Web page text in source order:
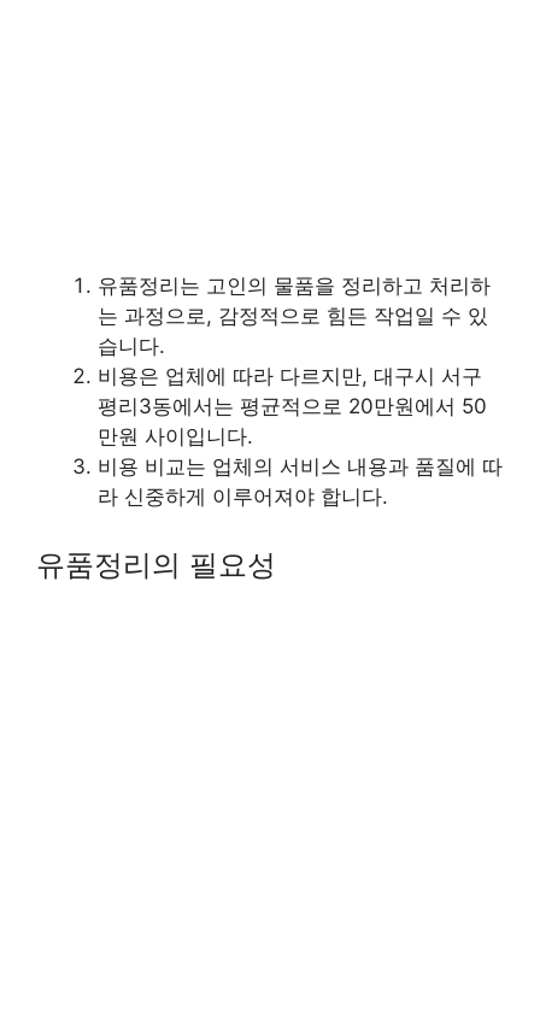
유품정리는 고인의 물품을 정리하고 처리하
는 과정으로, 감정적으로 힘든 작업일 수 있
습니다.
비용은 업체에 따라 다르지만, 대구시 서구
평리3동에서는 평균적으로 20만원에서 50
만원 사이입니다.
비용 비교는 업체의 서비스 내용과 품질에 따
라 신중하게 이루어져야 합니다.
유품정리의 필요성